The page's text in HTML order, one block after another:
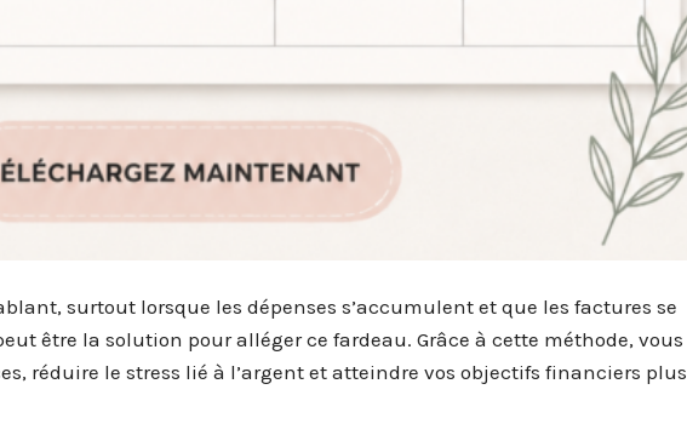
surtout lorsque les dépenses s’accumulent et que les factures se
être la solution pour alléger ce fardeau. Grâce à cette méthode, vous
réduire le stress lié à l’argent et atteindre vos objectifs financiers plus